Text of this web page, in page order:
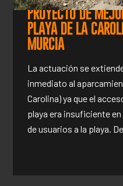
PROYECTO DE
PLAYA DE LA
MURCIA
La actuación se
inmediato al
Carolina) ya que el
playa era insuficiente
de usuarios a la playa.